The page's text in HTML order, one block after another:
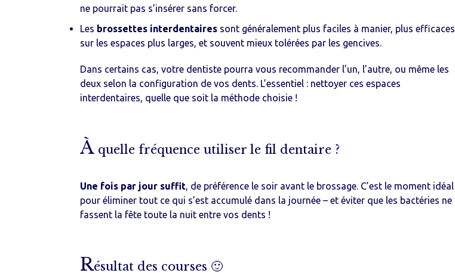
ne pourrait pas s’insérer sans forcer.
Les brossettes interdentaires sont généralement plus faciles à manier, plus efficaces
sur les espaces plus larges, et souvent mieux tolérées par les gencives.
Dans certains cas, votre dentiste pourra vous recommander l’un, l’autre, ou même les
deux selon la configuration de vos dents. L’essentiel : nettoyer ces espaces
interdentaires, quelle que soit la méthode choisie !
À quelle fréquence utiliser le fil dentaire ?
Une fois par jour suffit, de préférence le soir avant le brossage. C’est le moment idéal
pour éliminer tout ce qui s’est accumulé dans la journée – et éviter que les bactéries ne
fassent la fête toute la nuit entre vos dents !
Résultat des courses 🙂